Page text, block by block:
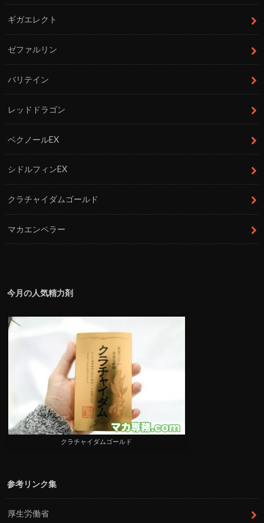
ギガエレクト
ゼファルリン
バリテイン
レッドドラゴン
ベクノールEX
シドルフィンEX
クラチャイダムゴールド
マカエンペラー
今月の人気精力剤
クラチャイダムゴールド
参考リンク集
厚生労働省